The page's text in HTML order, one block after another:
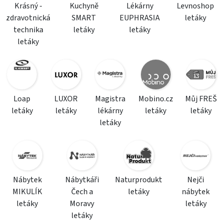
Krásný -
zdravotnická
technika
letáky
Kuchyně
SMART
letáky
Lékárny
EUPHRASIA
letáky
Levnoshop
letáky
Loap
letáky
LUXOR
letáky
Magistra
lékárny
letáky
Mobino.cz
letáky
Můj FREŠ
letáky
Nábytek
MIKULÍK
letáky
Nábytkáři
Čech a
Moravy
letáky
Naturprodukt
letáky
Nejči
nábytek
letáky